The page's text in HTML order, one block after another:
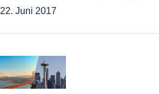
22. Juni 2017